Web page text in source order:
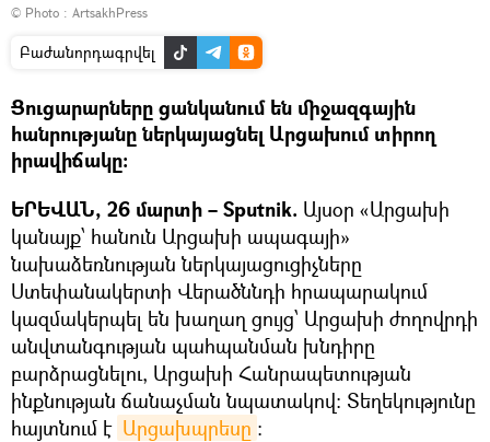
© Photo : ArtsakhPress
Բաժանորդագրվել
Ցուցարարները ցանկանում են միջազգային
հանրությանը ներկայացնել Արցախում տիրող
իրավիճակը։
ԵՐԵՎԱՆ, 26 մարտի – Sputnik. Այսօր «Արցախի
կանայք՝ հանուն Արցախի ապագայի»
նախաձեռնության ներկայացուցիչները
Ստեփանակերտի Վերածննդի հրապարակում
կազմակերպել են խաղաղ ցույց՝ Արցախի ժողովրդի
անվտանգության պահպանման խնդիրը
բարձրացնելու, Արցախի Հանրապետության
ինքնության ճանաչման նպատակով։ Տեղեկությունը
հայտնում է Արցախպրեսը ։